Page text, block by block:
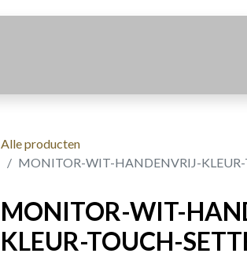
Alle producten
MONITOR-WIT-HANDENVRIJ-
MONITOR-WIT-
KLEUR-TOUCH-